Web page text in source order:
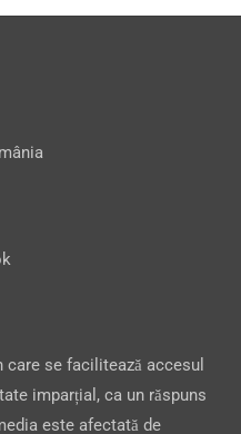
se facilitează accesul
imparțial, ca un răspuns
este afectată de